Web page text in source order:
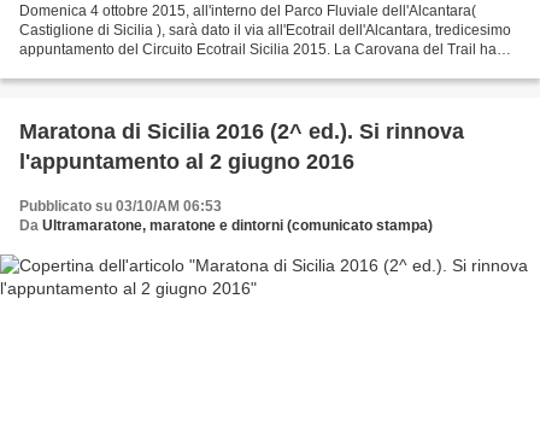
Domenica 4 ottobre 2015, all'interno del Parco Fluviale dell'Alcantara(
Castiglione di Sicilia ), sarà dato il via all'Ecotrail dell'Alcantara, tredicesimo
appuntamento del Circuito Ecotrail Sicilia 2015. La Carovana del Trail ha
Maratona di Sicilia 2016 (2^ ed.). Si rinnova
l'appuntamento al 2 giugno 2016
Pubblicato su 03/10/AM 06:53
Da Ultramaratone, maratone e dintorni (comunicato stampa)